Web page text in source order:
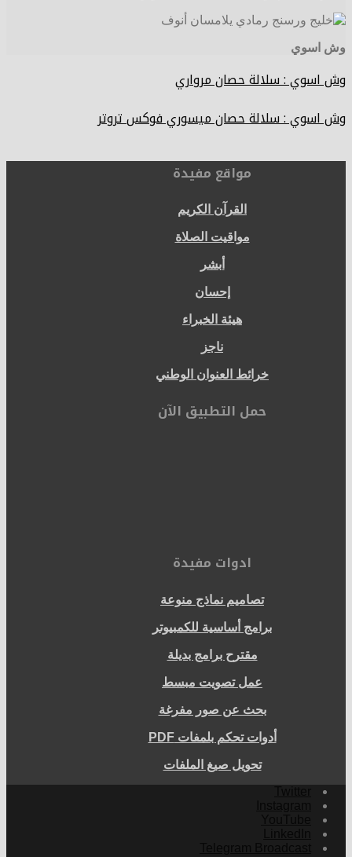
وش اسوي
وش اسوي : سلالة حصان مرواري
وش اسوي : سلالة حصان ميسوري فوكس تروتر
مواقع مفيدة
القرآن الكريم
مواقيت الصلاة
أبشر
إحسان
هيئة الخبراء
ناجز
خرائط العنوان الوطني
حمل التطبيق الآن
ادوات مفيدة
تصاميم نماذج منوعة
برامج أساسية للكمبيوتر
مقترح برامج بديلة
عمل تصويت مبسط
بحث عن صور مفرغة
أدوات تحكم بلمفات PDF
تحويل صيغ الملفات